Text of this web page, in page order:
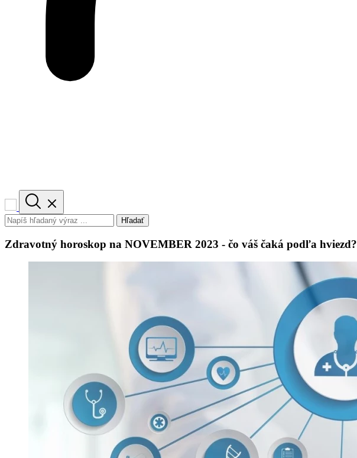
Hľadať
Zdravotný horoskop na NOVEMBER 2023 - čo váš čaká podľa hviezd?